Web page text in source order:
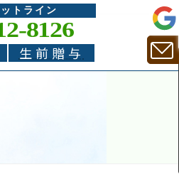
トライン
8126
生前贈与